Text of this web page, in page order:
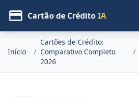
Cartão de CréditoIA
Início /
Cartões de Crédito:
Comparativo Completo
2026
/